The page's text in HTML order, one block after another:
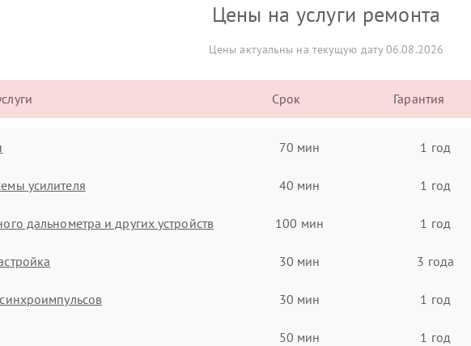
Цены на услуги ремонта
Цены актуальны на текущую дату 06.08.2026
Срок Гарантия
70 мин 1 год
усилителя 40 мин 1 год
дальнометра и других устройств 100 мин 1 год
30 мин 3 года
30 мин 1 год
50 мин 1 год